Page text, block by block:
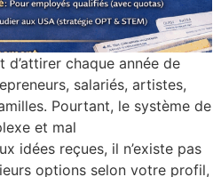
chaque année de
salariés, artistes,
Pourtant, le système de
et mal
idées reçues, il n’existe pas
options selon votre profil,